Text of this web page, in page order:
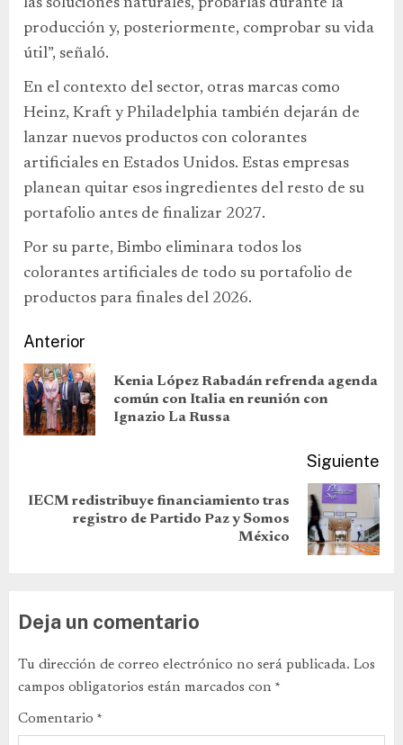
las soluciones naturales, probarlas durante la
producción y, posteriormente, comprobar su vida
útil”, señaló.
En el contexto del sector, otras marcas como
Heinz, Kraft y Philadelphia también dejarán de
lanzar nuevos productos con colorantes
artificiales en Estados Unidos. Estas empresas
planean quitar esos ingredientes del resto de su
portafolio antes de finalizar 2027.
Por su parte, Bimbo eliminara todos los
colorantes artificiales de todo su portafolio de
productos para finales del 2026.
Anterior
Kenia López Rabadán refrenda agenda
común con Italia en reunión con
Ignazio La Russa
Siguiente
IECM redistribuye financiamiento tras
registro de Partido Paz y Somos
México
Deja un comentario
Tu dirección de correo electrónico no será publicada. Los
campos obligatorios están marcados con *
Comentario *